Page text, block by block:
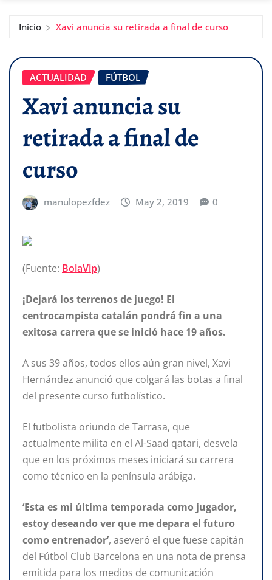
Inicio Xavi anuncia su retirada a final de curso
ACTUALIDAD FÚTBOL
Xavi anuncia su
retirada a final de
curso
manulopezfdez May 2, 2019 0
(Fuente: BolaVip)
¡Dejará los terrenos de juego! El
centrocampista catalán pondrá fin a una
exitosa carrera que se inició hace 19 años.
A sus 39 años, todos ellos aún gran nivel, Xavi
Hernández anunció que colgará las botas a final
del presente curso futbolístico.
El futbolista oriundo de Tarrasa, que
actualmente milita en el Al-Saad qatari, desvela
que en los próximos meses iniciará su carrera
como técnico en la península arábiga.
‘Esta es mi última temporada como jugador,
estoy deseando ver que me depara el futuro
como entrenador’, aseveró el que fuese capitán
del Fútbol Club Barcelona en una nota de prensa
emitida para los medios de comunicación